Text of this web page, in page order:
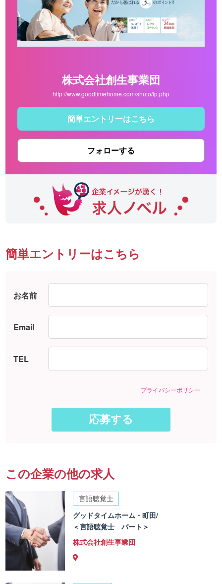
株式会社創生事業団
http://www.goodtimehome.com/shuto/lp.php
簡単エントリーはこちら
フォローする
簡単エントリーはこちら
お名前
Email
TEL
プライバシーポリシー
この企業の他の求人
言語聴覚士
グッドタイムホーム・町田/
＜言語聴覚士 パート＞
株式会社創生事業団